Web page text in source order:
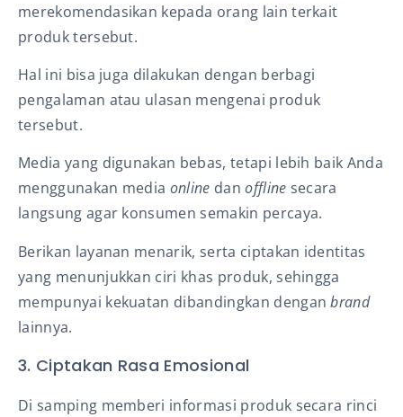
merekomendasikan kepada orang lain terkait
produk tersebut.
Hal ini bisa juga dilakukan dengan berbagi
pengalaman atau ulasan mengenai produk
tersebut.
Media yang digunakan bebas, tetapi lebih baik Anda
menggunakan media online dan offline secara
langsung agar konsumen semakin percaya.
Berikan layanan menarik, serta ciptakan identitas
yang menunjukkan ciri khas produk, sehingga
mempunyai kekuatan dibandingkan denganbrand
lainnya.
3. Ciptakan Rasa Emosional
Di samping memberi informasi produk secara rinci